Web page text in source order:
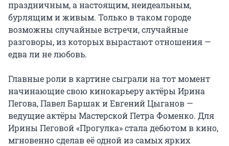
праздничным, а настоящим, неидеальным,
бурлящим и живым. Только в таком городе
возможны случайные встречи, случайные
разговоры, из которых вырастают отношения —
едва ли не любовь.
Главные роли в картине сыграли на тот момент
начинающие свою кинокарьеру актёры Ирина
Пегова, Павел Баршак и Евгений Цыганов —
ведущие актёры Мастерской Петра Фоменко. Для
Ирины Пеговой «Прогулка» стала дебютом в кино,
мгновенно сделав её одной из самых ярких